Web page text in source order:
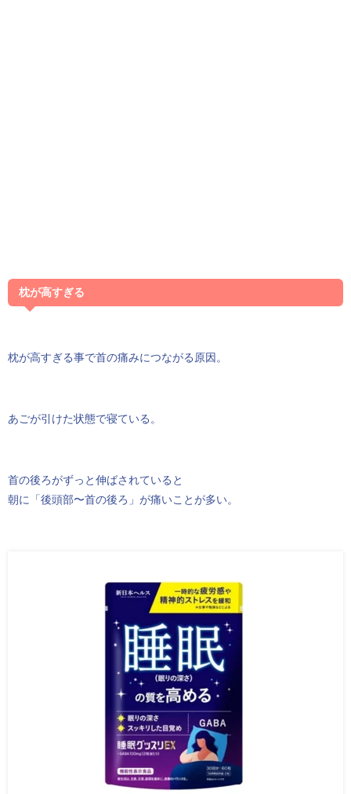
枕が高すぎる
枕が高すぎる事で首の痛みにつながる原因。
あごが引けた状態で寝ている。
首の後ろがずっと伸ばされていると
朝に「後頭部〜首の後ろ」が痛いことが多い。